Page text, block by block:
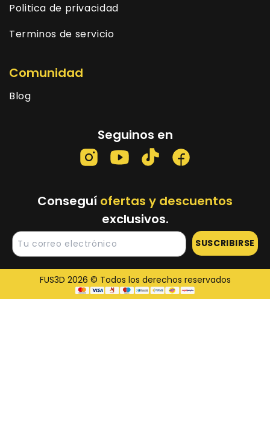
Politica de privacidad
Terminos de servicio
Comunidad
Blog
Seguinos en
Conseguí ofertas y descuentos
exclusivos.
SUSCRIBIRSE
FUS3D 2026 © Todos los derechos reservados